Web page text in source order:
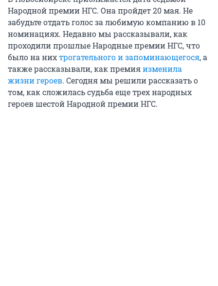
Народной премии НГС. Она пройдет 20 мая. Не
забудьте отдать голос за любимую компанию в 10
номинациях. Недавно мы рассказывали, как
проходили прошлые Народные премии НГС, что
было на нихтрогательного и запоминающегося, а
также рассказывали, как премияизменила
жизни героев. Сегодня мы решили рассказать о
том, как сложилась судьба еще трех народных
героев шестой Народной премии НГС.